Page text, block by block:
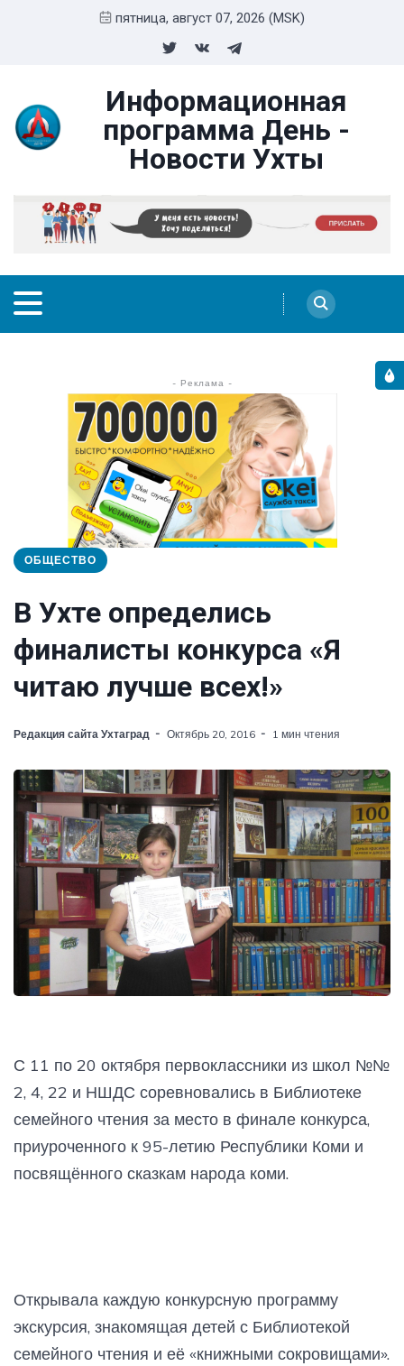
пятница, август 07, 2026 (MSK)
Информационная
программа День -
Новости Ухты
- Реклама -
ОБЩЕСТВО
В Ухте определись
финалисты конкурса «Я
читаю лучше всех!»
Редакция сайта Ухтаград Октябрь 20, 2016 1 мин чтения
С 11 по 20 октября первоклассники из школ №№
2, 4, 22 и НШДС соревновались в Библиотеке
семейного чтения за место в финале конкурса,
приуроченного к 95-летию Республики Коми и
посвящённого сказкам народа коми.
Открывала каждую конкурсную программу
экскурсия, знакомящая детей с Библиотекой
семейного чтения и её «книжными сокровищами».